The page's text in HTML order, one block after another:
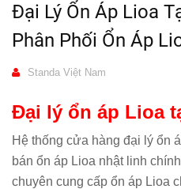
Đại Lý Ổn Áp Lioa
Phân Phối Ổn Áp
Standa Việt Nam
Đại lý ổn áp Lioa
Hệ thống cửa hàng đại lý ổn
bán ổn áp Lioa nhật linh
chuyên cung cấp ổn áp Lioa